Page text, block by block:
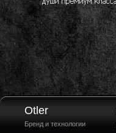
Otler
Бренд и технологии